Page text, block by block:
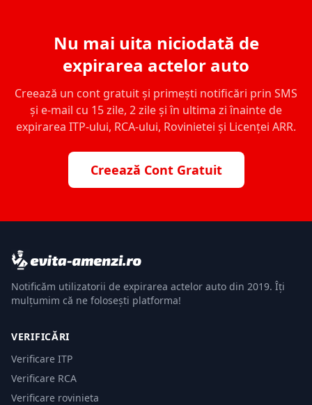
Nu mai uita niciodată de
expirarea actelor auto
Creează un cont gratuit și primești notificări prin SMS
și e-mail cu 15 zile, 2 zile și în ultima zi înainte de
expirarea ITP-ului, RCA-ului, Rovinietei și Licenței ARR.
Creează Cont Gratuit
Notificăm utilizatorii de expirarea actelor auto din 2019. Îți
mulțumim că ne folosești platforma!
VERIFICĂRI
Verificare ITP
Verificare RCA
Verificare rovinieta